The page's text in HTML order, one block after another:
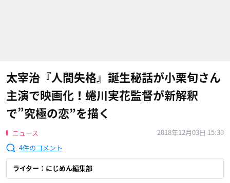
太宰治『人間失格』誕生秘話が小栗旬さん
主演で映画化！蜷川実花監督が新解釈
で”究極の恋”を描く
ニュース
2018年12月03日 15:30
4
ライター：にじめん編集部